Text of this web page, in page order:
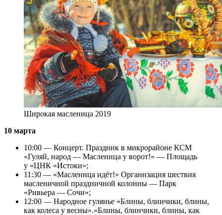
Широкая масленица 2019
10 марта
10:00 — Концерт. Праздник в микрорайоне КСМ
«Гуляй, народ — Масленица у ворот!» — Площадь
у «ЦНК «Истоки»;
11:30 — «Масленица идёт!» Организация шествия
масленичной праздничной колонны — Парк
«Ривьера — Сочи»;
12:00 — Народное гулянье «Блины, блинчики, блины,
как колеса у весны».«Блины, блинчики, блины, как